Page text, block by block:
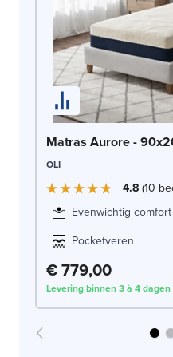
Matras Aurore -
OLI
4.8 10
Evenwichtig comfort
Pocketveren
€ 779,00
Levering binnen 3 à 4 dagen